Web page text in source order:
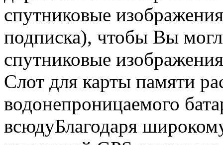
спутниковые
подписка), чтобы Вы
спутниковые
Слот для карты памяти
водонепроницаемого
всюдуБлагодаря